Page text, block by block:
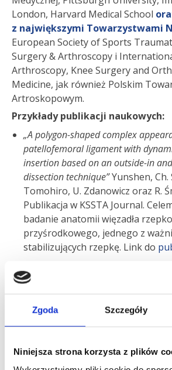
Zgoda Szczegóły
Niniejsza strona korzysta z plików
London, Harvard Medical School
z największymi Towarzystwami
European Society of Sports
Surgery & Arthroscopy i
Arthroscopy, Knee Surgery and
Medicine, jak również Polskim
Artroskopowym.
Przykłady publikacji naukowych:
„A polygon-shaped complex
patellofemoral ligament with
insertion based on an outside-in
dissection technique”Yunshen, Ch.
Tomohiro, U. Zdanowicz oraz R.
Publikacja w KSSTA Journal.
badanie anatomii więzadła
przyśrodkowego, jednego z
stabilizujących rzepkę. Link do
innervation of hamstring muscles: a
Karolina Stępień, Robert
Mountonn, Bogdan Ciszek,
revision ACL reconstruction: a clinical